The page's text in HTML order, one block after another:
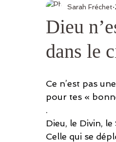
Psychogénéalogie -
épigénétique
Dieu
dans le
Sarah Fréchet
Ce n’est pas
pour tes «
.
Dieu, le Divin,
Celle qui se